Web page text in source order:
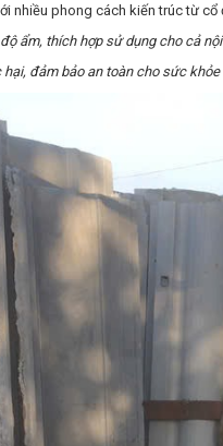
nhiều phong cách kiến trúc từ cổ
ẩm, thích hợp sử dụng cho cả
đảm bảo an toàn cho sức khỏe